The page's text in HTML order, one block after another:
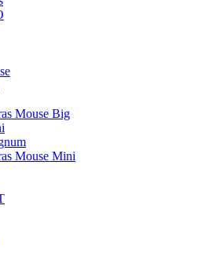
Mouse Big
Mouse Mini